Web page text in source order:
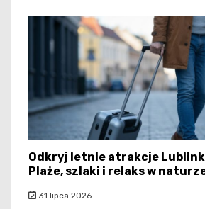
Odkryj letnie atrakcje
Plaże, szlaki i relaks w
31 lipca 2026